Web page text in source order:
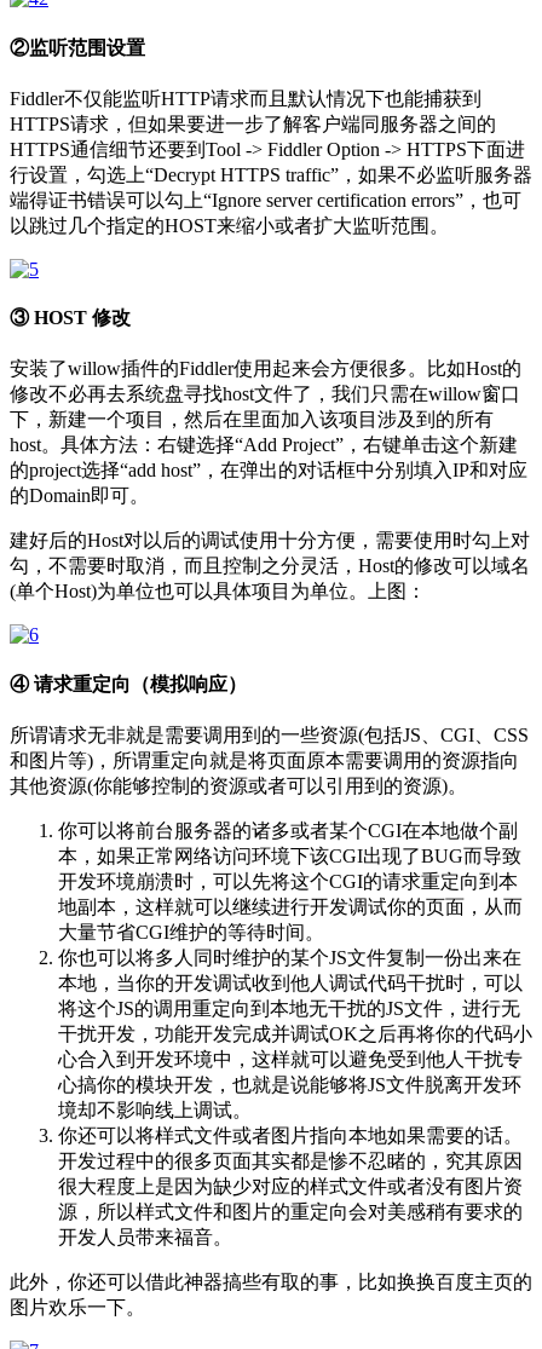
②监听范围设置
Fiddler不仅能监听HTTP请求而且默认情况下也能捕获到
HTTPS请求，但如果要进一步了解客户端同服务器之间的
HTTPS通信细节还要到Tool -> Fiddler Option -> HTTPS下面进
行设置，勾选上“Decrypt HTTPS traffic”，如果不必监听服务器
端得证书错误可以勾上“Ignore server certification errors”，也可
以跳过几个指定的HOST来缩小或者扩大监听范围。
③ HOST 修改
安装了willow插件的Fiddler使用起来会方便很多。比如Host的
修改不必再去系统盘寻找host文件了，我们只需在willow窗口
下，新建一个项目，然后在里面加入该项目涉及到的所有
host。具体方法：右键选择“Add Project”，右键单击这个新建
的project选择“add host”，在弹出的对话框中分别填入IP和对应
的Domain即可。
建好后的Host对以后的调试使用十分方便，需要使用时勾上对
勾，不需要时取消，而且控制之分灵活，Host的修改可以域名
(单个Host)为单位也可以具体项目为单位。上图：
④ 请求重定向（模拟响应）
所谓请求无非就是需要调用到的一些资源(包括JS、CGI、CSS
和图片等)，所谓重定向就是将页面原本需要调用的资源指向
其他资源(你能够控制的资源或者可以引用到的资源)。
你可以将前台服务器的诸多或者某个CGI在本地做个副
本，如果正常网络访问环境下该CGI出现了BUG而导致
开发环境崩溃时，可以先将这个CGI的请求重定向到本
地副本，这样就可以继续进行开发调试你的页面，从而
大量节省CGI维护的等待时间。
你也可以将多人同时维护的某个JS文件复制一份出来在
本地，当你的开发调试收到他人调试代码干扰时，可以
将这个JS的调用重定向到本地无干扰的JS文件，进行无
干扰开发，功能开发完成并调试OK之后再将你的代码小
心合入到开发环境中，这样就可以避免受到他人干扰专
心搞你的模块开发，也就是说能够将JS文件脱离开发环
境却不影响线上调试。
你还可以将样式文件或者图片指向本地如果需要的话。
开发过程中的很多页面其实都是惨不忍睹的，究其原因
很大程度上是因为缺少对应的样式文件或者没有图片资
源，所以样式文件和图片的重定向会对美感稍有要求的
开发人员带来福音。
此外，你还可以借此神器搞些有取的事，比如换换百度主页的
图片欢乐一下。